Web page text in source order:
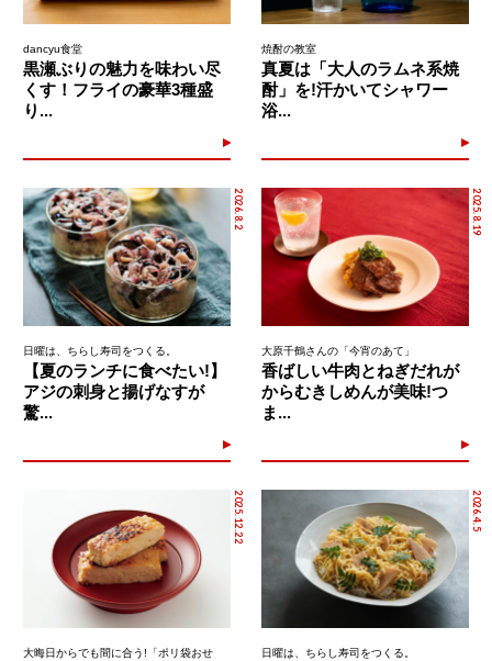
dancyu食堂
黒瀬ぶりの魅力を味わい尽
くす！フライの豪華3種盛
り...
焼酎の教室
真夏は「大人のラムネ系焼
酎」を!汗かいてシャワー
浴...
2026.8.2
日曜は、ちらし寿司をつくる。
【夏のランチに食べたい!】
アジの刺身と揚げなすが
驚...
2025.8.19
大原千鶴さんの「今宵のあて」
香ばしい牛肉とねぎだれが
からむきしめんが美味!つ
ま...
2025.12.22
大晦日からでも間に合う!「ポリ袋おせ
2026.4.5
日曜は、ちらし寿司をつくる。